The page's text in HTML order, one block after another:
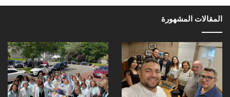
المقالات المشهورة